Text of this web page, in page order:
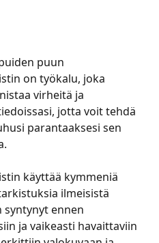
puun
on työkalu, joka
virheitä ja
jotta voit tehdä
parantaaksesi sen
käyttää kymmeniä
ilmeisistä
syntynyt ennen
ja vaikeasti havaittaviin